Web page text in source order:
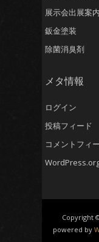
展示会出展案内
鈑金塗装
除菌消臭剤
メタ情報
ログイン
投稿フィード
コメントフィ
Copyright
powered by